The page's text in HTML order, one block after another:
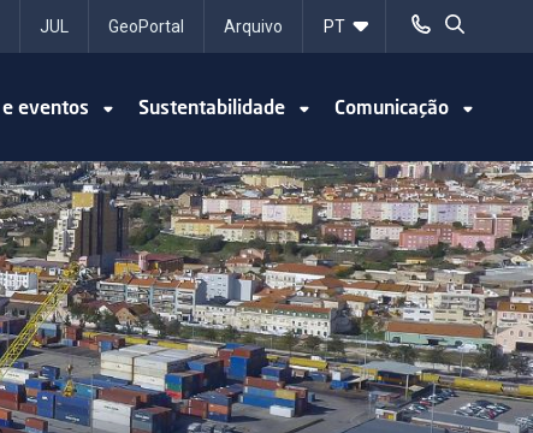
JUL GeoPortal Arquivo
e eventos Sustentabilidade Comunicação